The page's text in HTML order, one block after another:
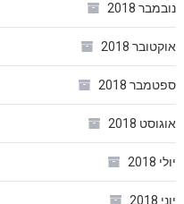
נובמבר 2018
אוקטובר 2018
ספטמבר 2018
אוגוסט 2018
יולי 2018
יוני 2018